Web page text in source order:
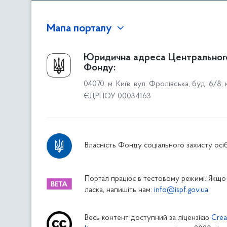
Мапа порталу
Про Фонд
Керівництво
Структура Фонду
Територіальні відділення
Дніпропетровське відділення
Житомирське відділення
Закарпатське відділення
Запорізьке відділення
Івано-Франківське відділення
Юридична адреса
Фонду:
04070, м. Київ, вул. Фролівська, буд. 6/8,
ЄДРПОУ 00034163
Власність Фонду соціального захисту
Портал працює в тестовому режимі.
ласка, напишіть нам: info@ispf.gov.ua
Весь контент доступний за ліцензією